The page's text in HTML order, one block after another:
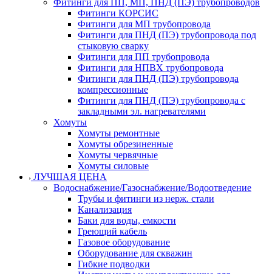
Фитинги для ПП, МП, ПНД (ПЭ) трубопроводов
Фитинги КОРСИС
Фитинги для МП трубопровода
Фитинги для ПНД (ПЭ) трубопровода под
стыковую сварку
Фитинги для ПП трубопровода
Фитинги для НПВХ трубопровода
Фитинги для ПНД (ПЭ) трубопровода
компрессионные
Фитинги для ПНД (ПЭ) трубопровода с
закладными эл. нагревателями
Хомуты
Хомуты ремонтные
Хомуты обрезиненные
Хомуты червячные
Хомуты силовые
ЛУЧШАЯ ЦЕНА
Водоснабжение/Газоснабжение/Водоотведение
Трубы и фитинги из нерж. стали
Канализация
Баки для воды, емкости
Греющий кабель
Газовое оборудование
Оборудование для скважин
Гибкие подводки